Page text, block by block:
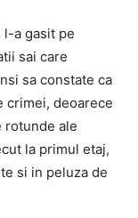
l-a gasit pe
sai care
sa constate ca
crimei, deoarece
rotunde ale
la primul etaj,
si in peluza de